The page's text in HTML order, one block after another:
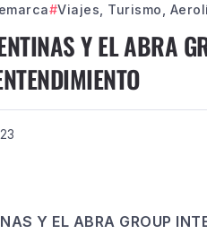
Viajes, Turismo,
Y EL ABRA
Y EL ABRA GROUP